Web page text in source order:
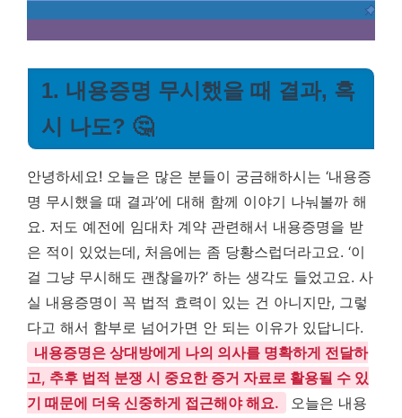
1. 내용증명 무시했을 때 결과, 혹
시 나도? 🤔
안녕하세요! 오늘은 많은 분들이 궁금해하시는 ‘내용증
명 무시했을 때 결과’에 대해 함께 이야기 나눠볼까 해
요. 저도 예전에 임대차 계약 관련해서 내용증명을 받
은 적이 있었는데, 처음에는 좀 당황스럽더라고요. ‘이
걸 그냥 무시해도 괜찮을까?’ 하는 생각도 들었고요. 사
실 내용증명이 꼭 법적 효력이 있는 건 아니지만, 그렇
다고 해서 함부로 넘어가면 안 되는 이유가 있답니다.
내용증명은 상대방에게 나의 의사를 명확하게 전달하
고, 추후 법적 분쟁 시 중요한 증거 자료로 활용될 수 있
기 때문에 더욱 신중하게 접근해야 해요.
오늘은 내용